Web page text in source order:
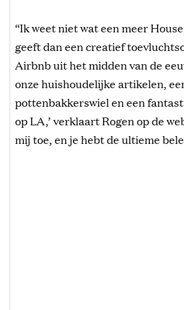
“Ik weet niet wat een meer
geeft dan een creatief
Airbnb uit het midden van de
onze huishoudelijke artikelen,
pottenbakkerswiel en een
op LA,’ verklaart Rogen op de
mij toe, en je hebt de ultieme